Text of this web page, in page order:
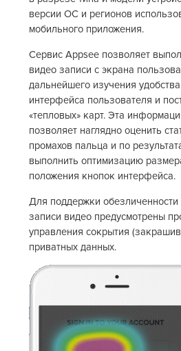
версии ОС и регионов
мобильного приложения.
Сервис Appsee позволяет
видео записи с экрана
дальнейшего изучения удобства
интерфейса пользователя и
«тепловых» карт. Эта
позволяет наглядно оценить
промахов пальца и по
выполнить оптимизацию
положения кнопок интерфейса.
Для поддержки обезличенности
записи видео предусмотрены
управления сокрытия
приватных данных.